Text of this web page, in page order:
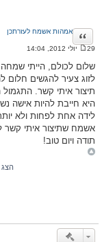
אמהות אשמח לעזרתכן ציטוט
ו
ד
ע
ה
29 יולי 2012, 14:04
שלום לכולם, הייתי
לזוג צעיר להגשים חלום
תיצור איתי קשר. התגמול
לידה אחת לפחות ולא
אשמח שתיצור איתי קשר לילך 073-
תודה ויום טוב!